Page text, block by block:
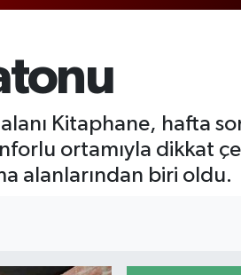
Kitaphane, hafta
ortamıyla dikkat
alanlarından biri oldu.